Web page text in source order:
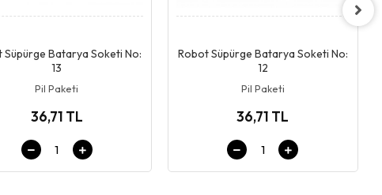
Süpürge Batarya Soketi No:
13
Pil Paketi
36,71 TL
Robot Süpürge Batarya Soketi No:
12
Pil Paketi
36,71 TL